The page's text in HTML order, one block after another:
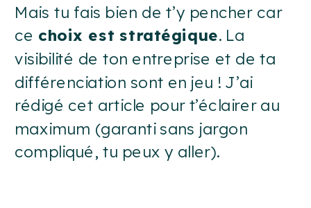
Mais tu fais bien de t’y pencher car
ce choix est stratégique. La
visibilité de ton entreprise et de ta
différenciation sont en jeu ! J’ai
rédigé cet article pour t’éclairer au
maximum (garanti sans jargon
compliqué, tu peux y aller).